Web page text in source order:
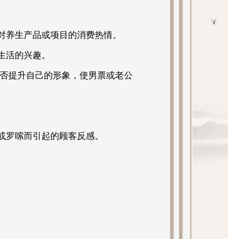
生产品或项目的消费热情。
的兴趣。
提升自己的形象，使男票或老公
嗦而引起的顾客反感。